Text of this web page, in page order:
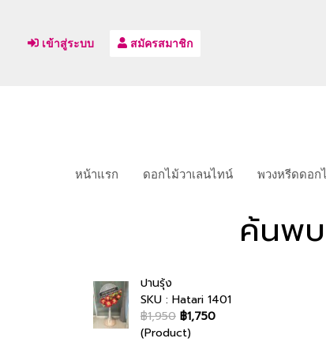
เข้าสู่ระบบ สมัครสมาชิก
หน้าแรก ดอกไม้วาเลนไทน์ พวงหรีดดอก
ค้นพบ
ปานรุ้ง
SKU : Hatari 1401
฿1,950 ฿1,750
(Product)